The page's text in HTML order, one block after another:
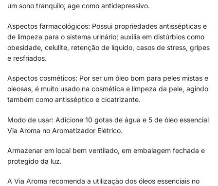
um sono tranquilo; age como antidepressivo.
Aspectos farmacológicos: Possui propriedades antissépticas e
de limpeza para o sistema urinário; auxilia em distúrbios como
obesidade, celulite, retenção de líquido, casos de stress, gripes
e resfriados.
Aspectos cosméticos: Por ser um óleo bom para peles mistas e
oleosas, é muito usado na cosmética e limpeza da pele, agindo
também como antisséptico e cicatrizante.
Modo de usar: Adicione 10 gotas de água e 5 de óleo essencial
Via Aroma no Aromatizador Elétrico.
Armazenar em local bem ventilado, em embalagem fechada e
protegido da luz.
A Via Aroma recomenda a utilização dos óleos essenciais no